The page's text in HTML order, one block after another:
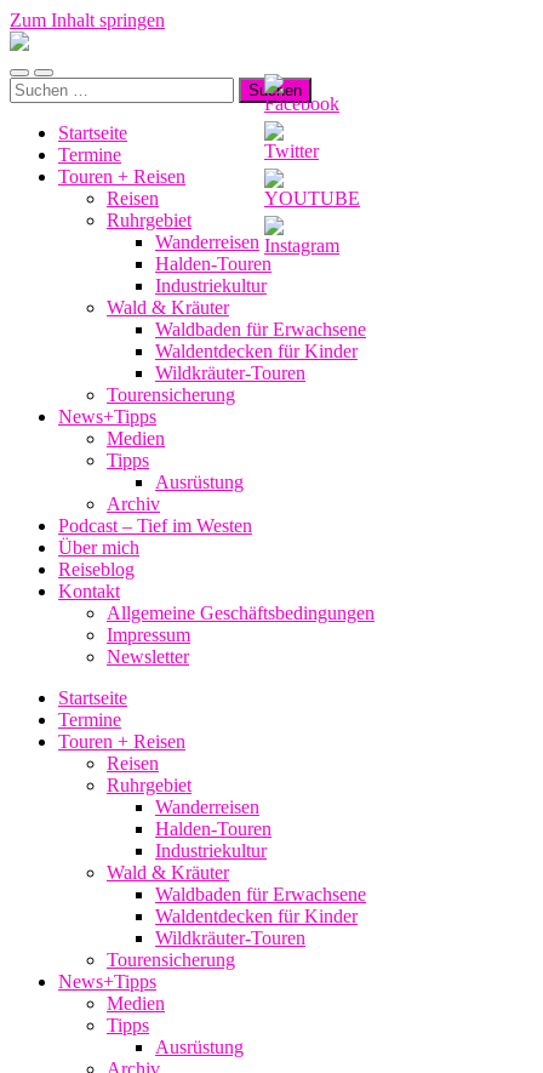
Zum Inhalt springen
Manu-
go
Mobile-
Menü
Suchfeld
ein-/ausblenden
Suchen
nach:
Startseite
Termine
Touren + Reisen
Reisen
Ruhrgebiet
Wanderreisen
Halden-Touren
Industriekultur
Wald & Kräuter
Waldbaden für Erwachsene
Waldentdecken für Kinder
Wildkräuter-Touren
Tourensicherung
News+Tipps
Medien
Tipps
Ausrüstung
Archiv
Podcast – Tief im Westen
Über mich
Reiseblog
Kontakt
Allgemeine Geschäftsbedingungen
Impressum
Newsletter
Startseite
Termine
Touren + Reisen
Reisen
Ruhrgebiet
Wanderreisen
Halden-Touren
Industriekultur
Wald & Kräuter
Waldbaden für Erwachsene
Waldentdecken für Kinder
Wildkräuter-Touren
Tourensicherung
News+Tipps
Medien
Tipps
Ausrüstung
Archiv